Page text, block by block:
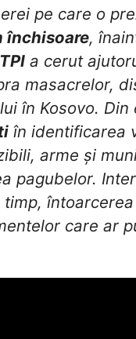
pe care o
închisoare,
TPI a cerut
masacrelor,
în Kosovo.
în identificarea
arme și
pagubelor.
care ar